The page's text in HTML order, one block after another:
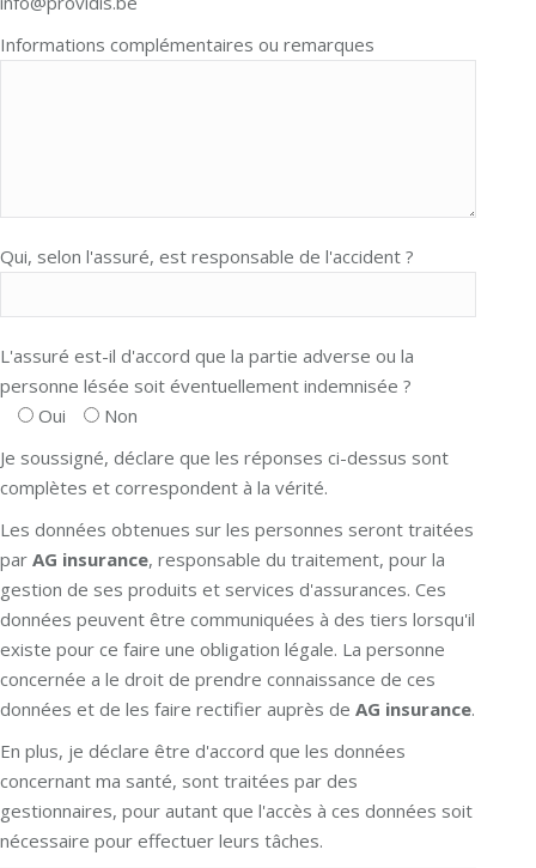
Informations complémentaires ou remarques
Qui, selon l'assuré, est responsable de l'accident ?
L'assuré est-il d'accord que la partie adverse ou la
personne lésée soit éventuellement indemnisée ?
Oui
Non
Je soussigné, déclare que les réponses ci-dessus sont
complètes et correspondent à la vérité.
Les données obtenues sur les personnes seront traitées
par AG insurance, responsable du traitement, pour la
gestion de ses produits et services d'assurances. Ces
données peuvent être communiquées à des tiers lorsqu'il
existe pour ce faire une obligation légale. La personne
concernée a le droit de prendre connaissance de ces
données et de les faire rectifier auprès de AG insurance.
En plus, je déclare être d'accord que les données
concernant ma santé, sont traitées par des
gestionnaires, pour autant que l'accès à ces données soit
nécessaire pour effectuer leurs tâches.